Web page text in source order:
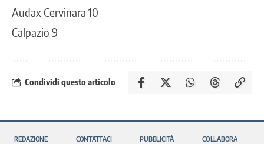
Audax Cervinara 10
Calpazio 9
Condividi questo articolo
REDAZIONE CONTATTACI PUBBLICITÀ COLLABORA